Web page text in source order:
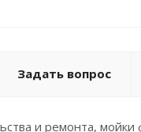
Задать вопрос
и ремонта, мойки